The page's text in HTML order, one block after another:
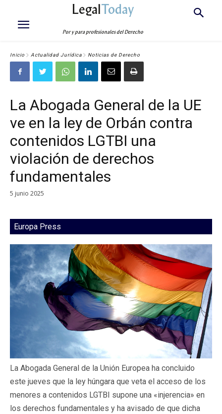
LegalToday
Por y para profesionales del Derecho
Inicio Actualidad Jurídica Noticias de Derecho
La Abogada General de la UE
ve en la ley de Orbán contra
contenidos LGTBI una
violación de derechos
fundamentales
5 junio 2025
Europa Press
La Abogada General de la Unión Europea ha concluido
este jueves que la ley húngara que veta el acceso de los
menores a contenidos LGTBI supone una «injerencia» en
los derechos fundamentales y ha avisado de que dicha